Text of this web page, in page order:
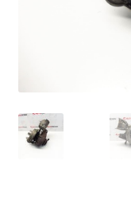
Platby